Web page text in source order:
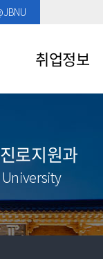
취업정보
해외채용정보
기업추천정보
인턴정보
공모전정보
로지원과